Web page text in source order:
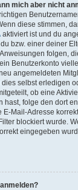
mich aber nicht
diese stimmen,
aktiviert ist und du
bzw. einer deiner
folgen,
Benutzerkonto
angemeldeten
selbst erledigen
ob eine
hast, folge den dort
E-Mail-Adresse
blockiert wurde.
eingegeben